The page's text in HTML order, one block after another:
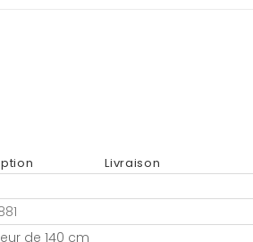
Livraison
de 140 cm